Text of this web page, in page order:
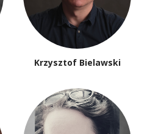
Krzysztof Bielawski